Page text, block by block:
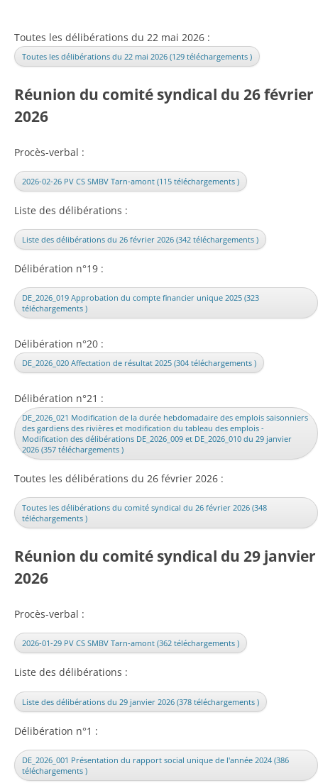
Toutes les délibérations du 22 mai 2026 :
Toutes les délibérations du 22 mai 2026 (129 téléchargements )
Réunion du comité syndical du 26 février
2026
Procès-verbal :
2026-02-26 PV CS SMBV Tarn-amont (115 téléchargements )
Liste des délibérations :
Liste des délibérations du 26 février 2026 (342 téléchargements )
Délibération n°19 :
DE_2026_019 Approbation du compte financier unique 2025 (323
téléchargements )
Délibération n°20 :
DE_2026_020 Affectation de résultat 2025 (304 téléchargements )
Délibération n°21 :
DE_2026_021 Modification de la durée hebdomadaire des emplois saisonniers
des gardiens des rivières et modification du tableau des emplois -
Modification des délibérations DE_2026_009 et DE_2026_010 du 29 janvier
2026 (357 téléchargements )
Toutes les délibérations du 26 février 2026 :
Toutes les délibérations du comité syndical du 26 février 2026 (348
téléchargements )
Réunion du comité syndical du 29 janvier
2026
Procès-verbal :
2026-01-29 PV CS SMBV Tarn-amont (362 téléchargements )
Liste des délibérations :
Liste des délibérations du 29 janvier 2026 (378 téléchargements )
Délibération n°1 :
DE_2026_001 Présentation du rapport social unique de l'année 2024 (386
téléchargements )